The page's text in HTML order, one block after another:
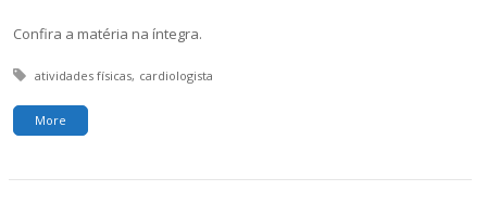
Confira a matéria na íntegra.
Tagged with:
atividades físicas cardiologista
More